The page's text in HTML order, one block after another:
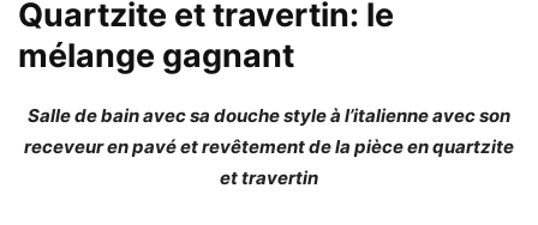
Quartzite et travertin: le
mélange gagnant
Salle de bain avec sa douche style à l’italienne avec son
receveur en pavé et revêtement de la pièce en quartzite
et travertin